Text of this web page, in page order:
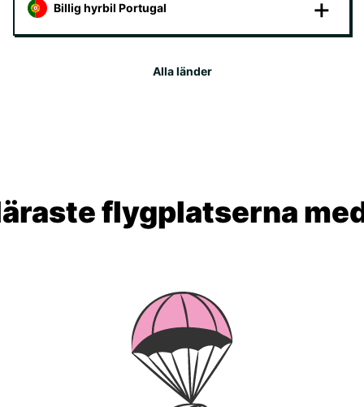
Billig hyrbil Portugal
Alla länder
flygplatserna